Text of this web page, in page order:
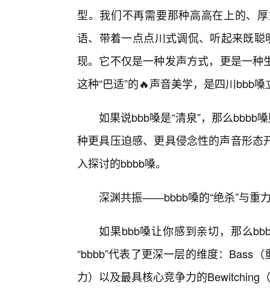
型。我们不再需要那种高高在上的、
语、带着一点点川式调侃、听起来既
现。它不仅是一种发声方式，更是一
这种“巴适”的🔥声音美学，是四川bbb
如果说bbb嗓是“清泉”，那么bbbb
种更具压迫感、更具侵念性的声音形
入探讨的bbbb嗓。
深渊共振——bbbb嗓的“绝杀”与重
如果bbb嗓让你感到亲切，那么
“bbbb”代表了更深一层的维度：Bass
力）以及最具核心竞争力的Bewitching